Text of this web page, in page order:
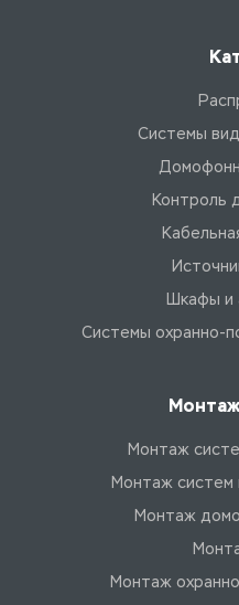
Системы
Контроль
Шкафы и
Системы охранно-
Монтаж
Монтаж
Монтаж
Монтаж